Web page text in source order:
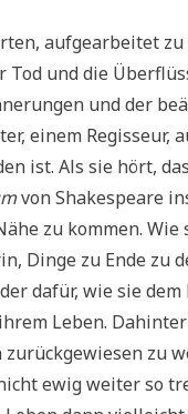
aufgearbeitet
Tod und die
und der
einem Regisseur,
ist. Als sie hört,
von Shakespeare
zu kommen.
Dinge zu Ende zu
dafür, wie sie
Leben.
zu
ewig weiter so